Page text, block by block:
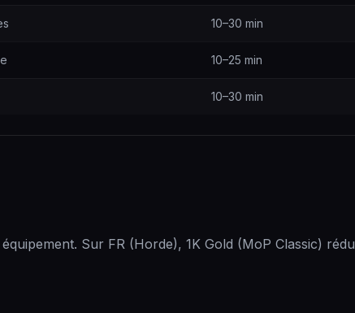
10–30 min
10–25 min
10–30 min
Sur FR (Horde), 1K Gold (MoP Classic)